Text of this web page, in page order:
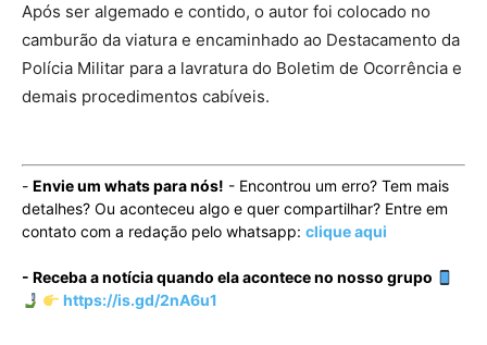
Após ser algemado e contido, o autor foi colocado no
camburão da viatura e encaminhado ao Destacamento da
Polícia Militar para a lavratura do Boletim de Ocorrência e
demais procedimentos cabíveis.
- Envie um whats para nós! - Encontrou um erro? Tem mais
detalhes? Ou aconteceu algo e quer compartilhar? Entre em
contato com a redação pelo whatsapp: clique aqui
- Receba a notícia quando ela acontece no nosso grupo
https://is.gd/2nA6u1